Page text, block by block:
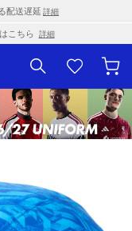
配送遅延 詳細
こちら 詳細